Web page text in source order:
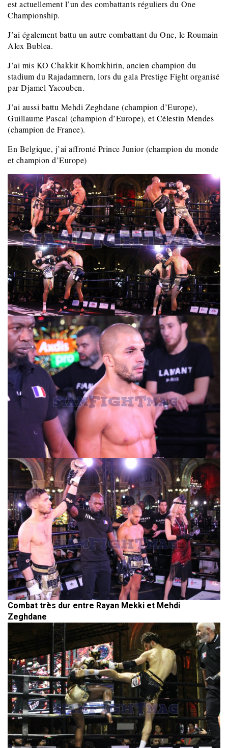
est actuellement l’un des combattants réguliers du One
Championship.
J’ai également battu un autre combattant du One, le Roumain
Alex Bublea.
J’ai mis KO Chakkit Khomkhirin, ancien champion du
stadium du Rajadamnern, lors du gala Prestige Fight organisé
par Djamel Yacouben.
J’ai aussi battu Mehdi Zeghdane (champion d’Europe),
Guillaume Pascal (champion d’Europe), et Célestin Mendes
(champion de France).
En Belgique, j’ai affronté Prince Junior (champion du monde
et champion d’Europe)
Combat très dur entre Rayan Mekki et Mehdi
Zeghdane